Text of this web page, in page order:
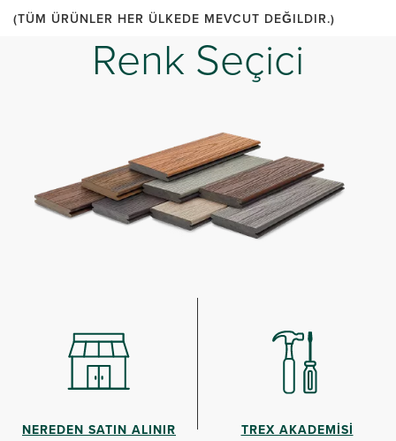
(TÜM ÜRÜNLER HER ÜLKEDE MEVCUT DEĞILDIR.)
Renk Seçici
NEREDEN SATIN ALINIR TREX AKADEMİSİ